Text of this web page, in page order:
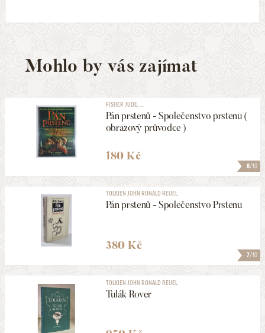
Mohlo by vás zajímat
8/10
FISHER JUDE, ...
Pán prstenů - Společenstvo prstenu (
obrazový průvodce )
180 Kč
7/10
TOLKIEN JOHN RONALD REUEL
Pán prstenů - Společenstvo Prstenu
380 Kč
TOLKIEN JOHN RONALD REUEL
Tulák Rover